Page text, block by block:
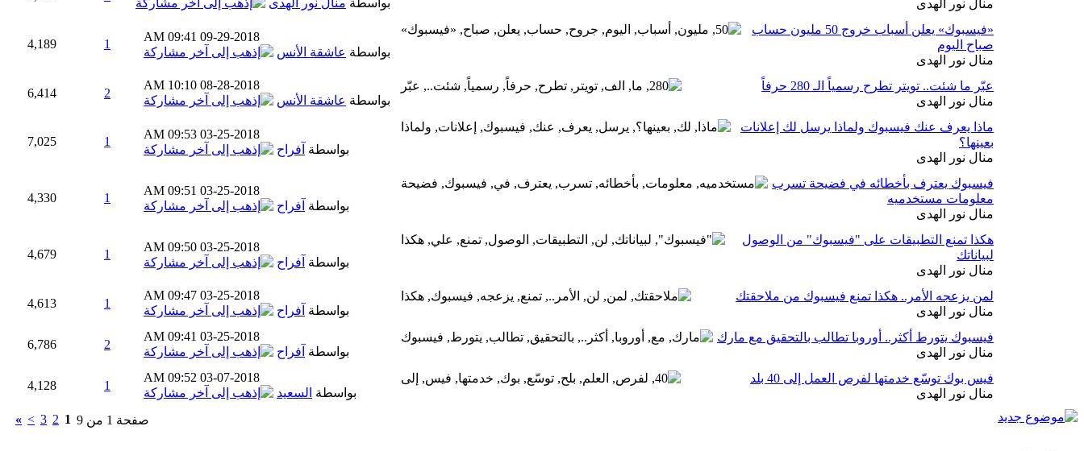
منال نور الهدى
بواسطة منال نور الهدى
«فيسبوك» يعلن أسباب خروج 50 مليون حساب
صباح اليوم
منال نور الهدى
09-29-2018
09:41 AM
بواسطة عاشقة الأنس
1
4,189
عبّر ما شئت.. تويتر تطرح رسمياً الـ 280 حرفاً
منال نور الهدى
08-28-2018
10:10 AM
بواسطة عاشقة الأنس
2
6,414
ماذا يعرف عنك فيسبوك ولماذا يرسل لك إعلانات
بعينها؟
منال نور الهدى
03-25-2018
09:53 AM
بواسطة آفراح
1
7,025
فيسبوك يعترف بأخطائه في فضيحة تسرب
معلومات مستخدميه
منال نور الهدى
03-25-2018
09:51 AM
بواسطة آفراح
1
4,330
هكذا تمنع التطبيقات على "فيسبوك" من الوصول
لبياناتك
منال نور الهدى
03-25-2018
09:50 AM
بواسطة آفراح
1
4,679
لمن يزعجه الأمر.. هكذا تمنع فيسبوك من ملاحقتك
منال نور الهدى
03-25-2018
09:47 AM
بواسطة آفراح
1
4,613
فيسبوك يتورط أكثر.. أوروبا تطالب بالتحقيق مع مارك
منال نور الهدى
03-25-2018
09:41 AM
بواسطة آفراح
2
6,786
فيس بوك توسّع خدمتها لفرص العمل إلى 40 بلد
منال نور الهدى
03-07-2018
09:52 AM
بواسطة السعيد
1
4,128
صفحة 1 من 9 1
2
3
>
»